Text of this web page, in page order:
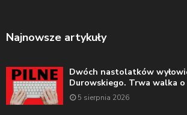
Najnowsze artykuły
Dwóch nastolatków
Durowskiego. Trwa walka o
5 sierpnia 2026